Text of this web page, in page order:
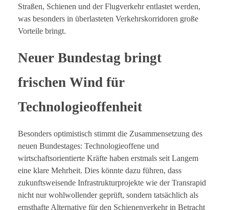
Straßen, Schienen und der Flugverkehr entlastet werden,
was besonders in überlasteten Verkehrskorridoren große
Vorteile bringt.
Neuer Bundestag bringt
frischen Wind für
Technologieoffenheit
Besonders optimistisch stimmt die Zusammensetzung des
neuen Bundestages: Technologieoffene und
wirtschaftsorientierte Kräfte haben erstmals seit Langem
eine klare Mehrheit. Dies könnte dazu führen, dass
zukunftsweisende Infrastrukturprojekte wie der Transrapid
nicht nur wohlwollender geprüft, sondern tatsächlich als
ernsthafte Alternative für den Schienenverkehr in Betracht